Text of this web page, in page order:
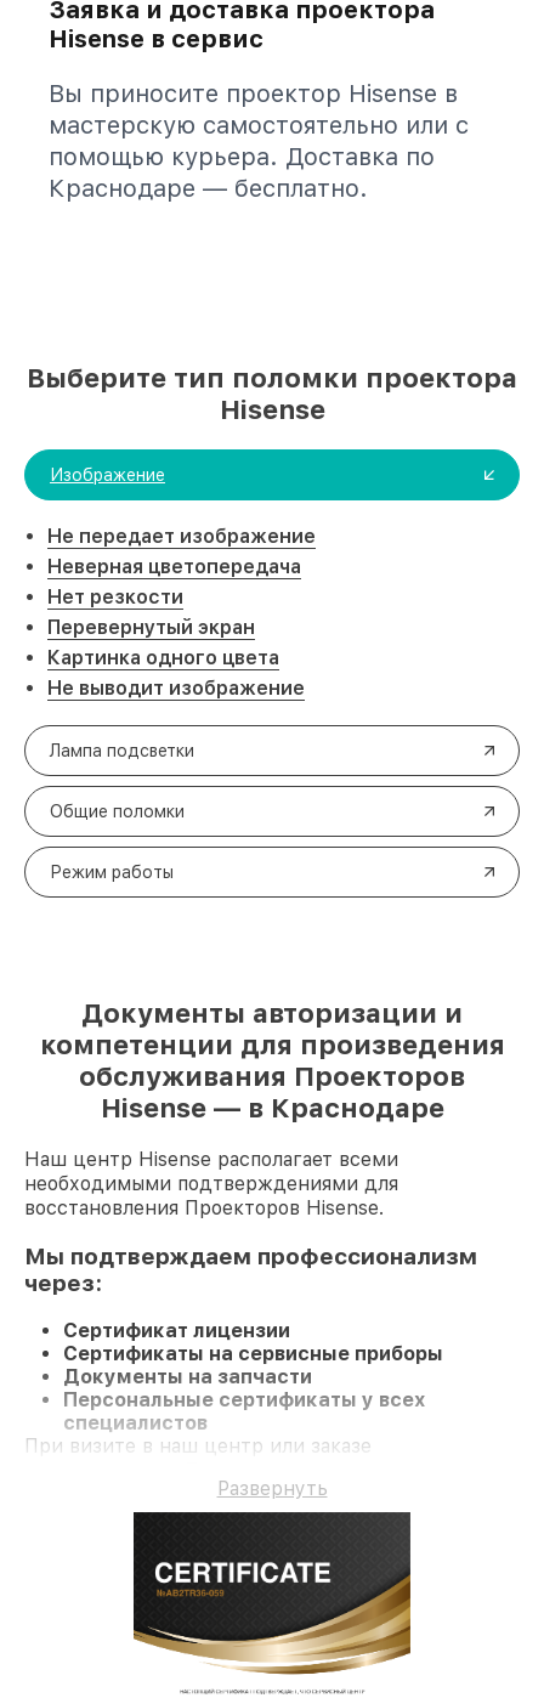
Заявка и доставка проектора
Hisense в сервис
Вы приносите проектор Hisense в
мастерскую самостоятельно или с
помощью курьера. Доставка по
Краснодаре — бесплатно.
Выберите тип поломки проектора
Hisense
Изображение
Не передает изображение
Неверная цветопередача
Нет резкости
Перевернутый экран
Картинка одного цвета
Не выводит изображение
Лампа подсветки
Общие поломки
Режим работы
Документы авторизации и
компетенции для произведения
обслуживания Проекторов
Hisense — в Краснодаре
Наш центр Hisense располагает всеми
необходимыми подтверждениями для
восстановления Проекторов Hisense.
Мы подтверждаем профессионализм
через:
Сертификат лицензии
Сертификаты на сервисные приборы
Документы на запчасти
Персональные сертификаты у всех
специалистов
При визите в наш центр или заказе
компетентное обслуживание и долгосрочную
гарантию на ремонт и детали.
Развернуть